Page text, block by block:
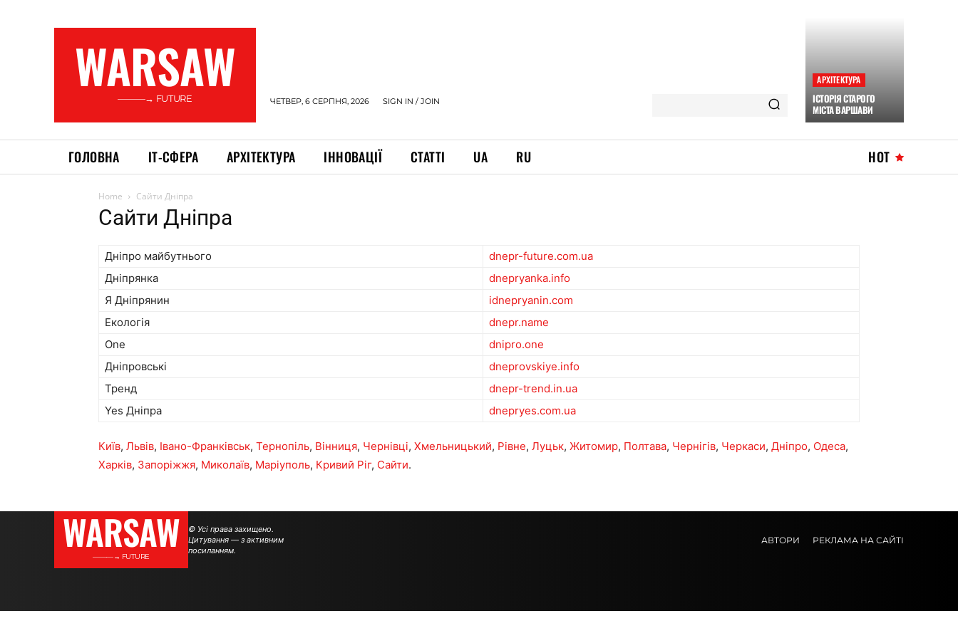
WARSAW
———→ FUTURE ЧЕТВЕР, 6 СЕРПНЯ, 2026 SIGN IN / JOIN
АРХІТЕКТУРА
ІСТОРІЯ СТАРОГО
МІСТА ВАРШАВИ
ГОЛОВНА ІТ-СФЕРА АРХІТЕКТУРА ІННОВАЦІЇ СТАТТІ UA RU HOT
Home Сайти Дніпра
Сайти Дніпра
Дніпро майбутнього
dnepr-future.com.ua
Дніпрянка
dnepryanka.info
Я Дніпрянин
idnepryanin.com
Екологія
dnepr.name
One
dnipro.one
Дніпровські
dneprovskiye.info
Тренд
dnepr-trend.in.ua
Yes Дніпра
dnepryes.com.ua
Київ, Львів, Івано-Франківськ, Тернопіль, Вінниця, Чернівці, Хмельницький, Рівне, Луцьк, Житомир, Полтава, Чернігів, Черкаси, Дніпро, Одеса,
Харків, Запоріжжя, Миколаїв, Маріуполь, Кривий Ріг, Сайти.
WARSAW
———→ FUTURE
© Усі права захищено.
Цитування — з активним
посиланням.
АВТОРИ РЕКЛАМА НА САЙТІ